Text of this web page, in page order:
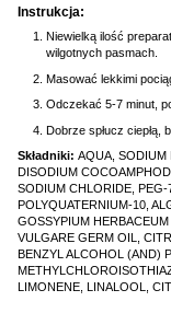
Instrukcja:
Niewielką ilość
wilgotnych pasmach.
Masować lekkimi
Odczekać 5-7 minut,
Dobrze spłucz ciepłą,
Składniki: AQUA, SODIUM
DISODIUM
SODIUM CHLORIDE, PEG-
POLYQUATERNIUM-10,
GOSSYPIUM
VULGARE GERM OIL,
BENZYL ALCOHOL (AND)
LIMONENE, LINALOOL,